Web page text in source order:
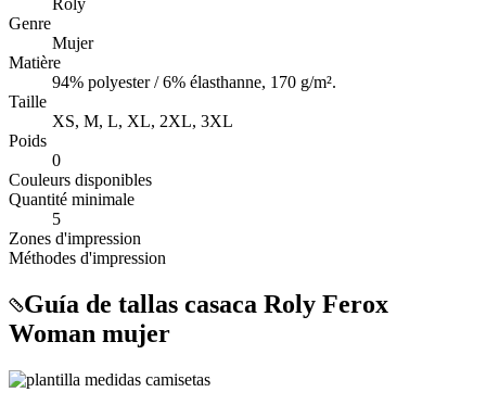
Genre
Mujer
Matière
94% polyester / 6% élasthanne, 170 g/m².
Taille
XS, M, L, XL, 2XL, 3XL
Poids
0
Couleurs disponibles
Quantité minimale
5
Zones d'impression
Méthodes d'impression
Guía de tallas casaca Roly Ferox
Woman mujer